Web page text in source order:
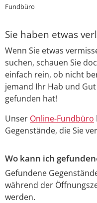
Fundbüro
Sie haben etwas
Wenn Sie etwas
suchen, schauen Sie
einfach rein, ob nicht
jemand Ihr Hab und Gut
gefunden hat!
Unser Online-Fundbüro
Gegenstände, die Sie
Wo kann ich
Gefundene
während der
werden.